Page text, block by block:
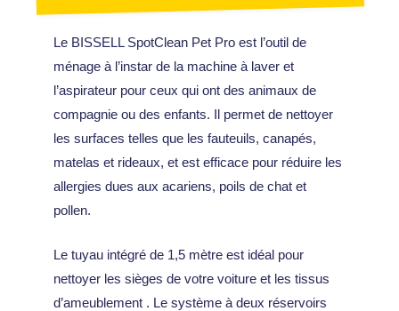
Le BISSELL SpotClean Pet Pro est l’outil de
ménage à l’instar de la machine à laver et
l’aspirateur pour ceux qui ont des animaux de
compagnie ou des enfants. Il permet de nettoyer
les surfaces telles que les fauteuils, canapés,
matelas et rideaux, et est efficace pour réduire les
allergies dues aux acariens, poils de chat et
pollen.
Le tuyau intégré de 1,5 mètre est idéal pour
nettoyer les sièges de votre voiture et les tissus
d’ameublement . Le système à deux réservoirs